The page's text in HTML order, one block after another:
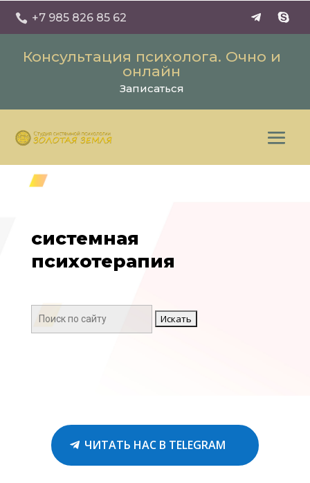
 +7 985 826 85 62
Консультация психолога. Очно и
онлайн
Записаться
системная
психотерапия
Поиск:
ЧИТАТЬ НАС В TELEGRAM